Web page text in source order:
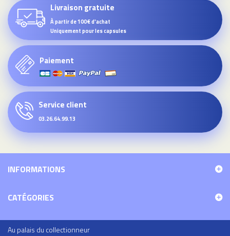
Livraison gratuite
À partir de 100€ d'achat
Uniquement pour les capsules
Paiement
Service client
03.26.64.99.13
INFORMATIONS
CATÉGORIES
Au palais du collectionneur